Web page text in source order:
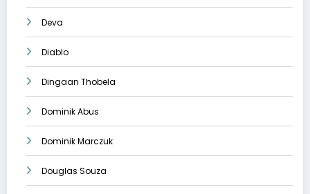
Deva
Diablo
Dingaan Thobela
Dominik Abus
Dominik Marczuk
Douglas Souza